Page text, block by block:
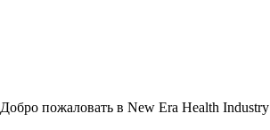
Добро пожаловать в New Era Health Industry